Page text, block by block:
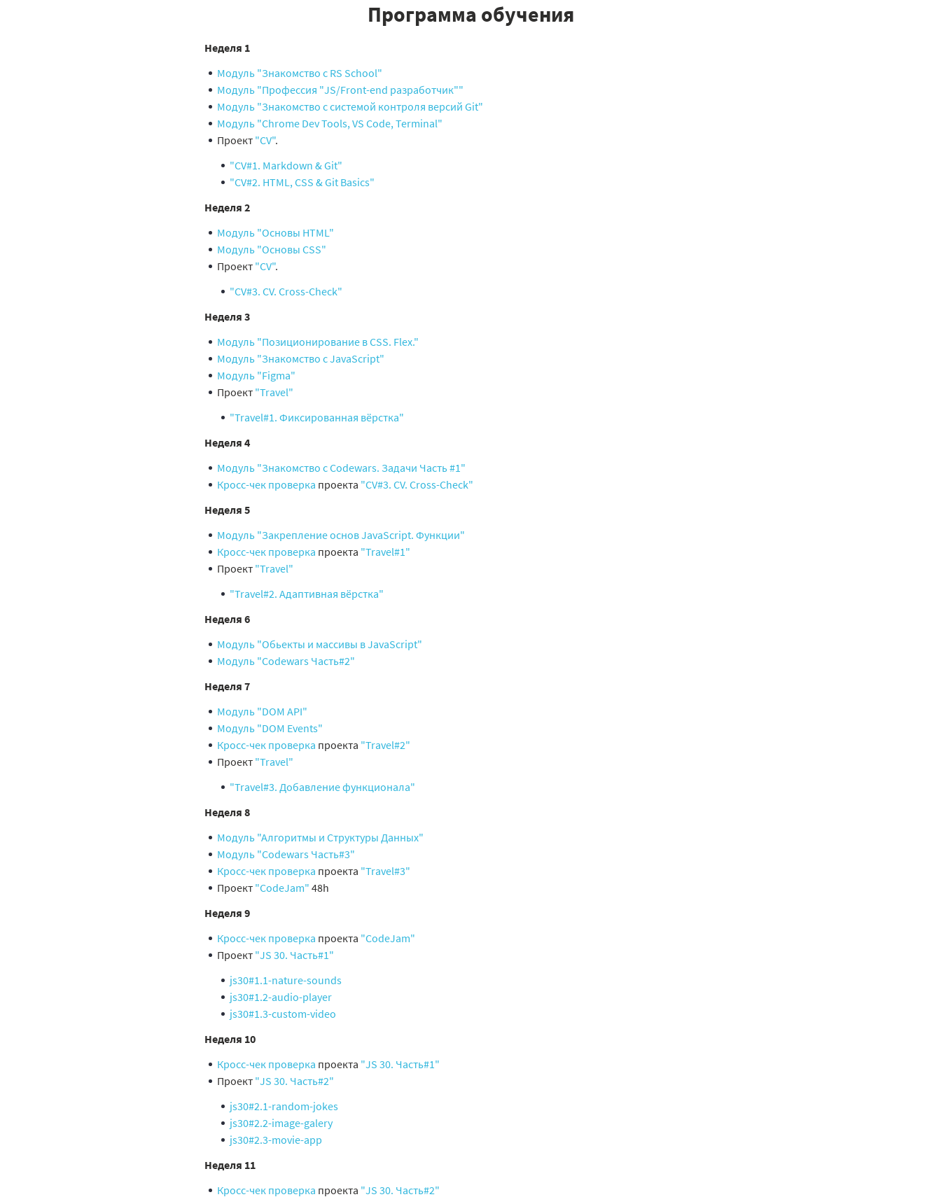
Программа обучения
Неделя 1
Модуль "Знакомство с RS School"
Модуль "Профессия "JS/Front-end разработчик""
Модуль "Знакомство с системой контроля версий Git"
Модуль "Chrome Dev Tools, VS Code, Terminal"
Проект "CV".
"CV#1. Markdown & Git"
"CV#2. HTML, CSS & Git Basics"
Неделя 2
Модуль "Основы HTML"
Модуль "Основы CSS"
Проект "CV".
"CV#3. CV. Cross-Check"
Неделя 3
Модуль "Позиционирование в CSS. Flex."
Модуль "Знакомство с JavaScript"
Модуль "Figma"
Проект "Travel"
"Travel#1. Фиксированная вёрстка"
Неделя 4
Модуль "Знакомство с Codewars. Задачи Часть #1"
Кросс-чек проверка проекта "CV#3. CV. Cross-Check"
Неделя 5
Модуль "Закрепление основ JavaScript. Функции"
Кросс-чек проверка проекта "Travel#1"
Проект "Travel"
"Travel#2. Адаптивная вёрстка"
Неделя 6
Модуль "Обьекты и массивы в JavaScript"
Модуль "Codewars Часть#2"
Неделя 7
Модуль "DOM API"
Модуль "DOM Events"
Кросс-чек проверка проекта "Travel#2"
Проект "Travel"
"Travel#3. Добавление функционала"
Неделя 8
Модуль "Алгоритмы и Структуры Данных"
Модуль "Codewars Часть#3"
Кросс-чек проверка проекта "Travel#3"
Проект "CodeJam" 48h
Неделя 9
Кросс-чек проверка проекта "CodeJam"
Проект "JS 30. Часть#1"
js30#1.1-nature-sounds
js30#1.2-audio-player
js30#1.3-custom-video
Неделя 10
Кросс-чек проверка проекта "JS 30. Часть#1"
Проект "JS 30. Часть#2"
js30#2.1-random-jokes
js30#2.2-image-galery
js30#2.3-movie-app
Неделя 11
Кросс-чек проверка проекта "JS 30. Часть#2"